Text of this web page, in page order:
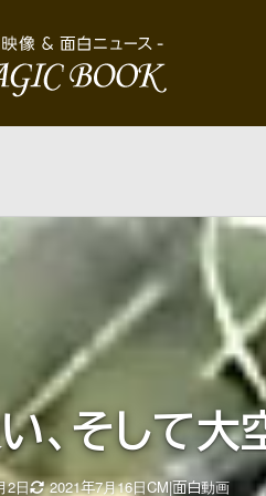
、そして大
2日 2021年7月16日更
CM|面白動画